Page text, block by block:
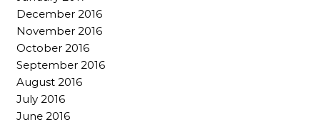
December 2016
November 2016
October 2016
September 2016
August 2016
July 2016
June 2016